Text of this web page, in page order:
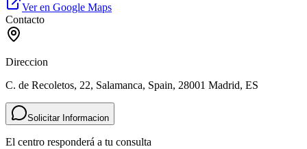
Ver en Google Maps
Contacto
Direccion
C. de Recoletos, 22, Salamanca, Spain, 28001 Madrid, ES
Solicitar Informacion
El centro responderá a tu consulta